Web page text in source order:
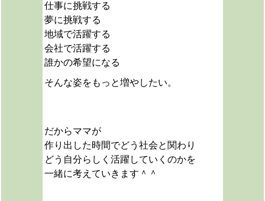
仕事に挑戦する
夢に挑戦する
地域で活躍する
会社で活躍する
誰かの希望になる
そんな姿をもっと増やしたい。
だからママが
作り出した時間でどう社会と関わり
どう自分らしく活躍していくのかを
一緒に考えていきます＾＾